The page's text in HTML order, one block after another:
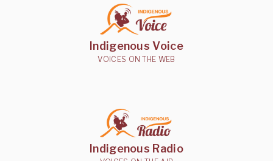
Indigenous Voice
VOICES ON THE WEB
Indigenous Radio